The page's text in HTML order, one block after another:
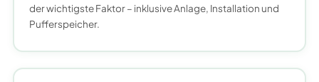
der wichtigste Faktor – inklusive Anlage, Installation und
Pufferspeicher.